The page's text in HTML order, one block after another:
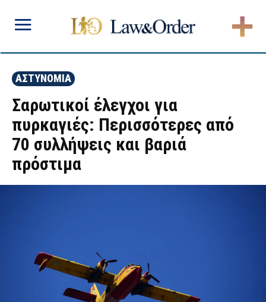
ΑΣΤΥΝΟΜΙΑ
Σαρωτικοί έλεγχοι για
πυρκαγιές: Περισσότερες από
70 συλλήψεις και βαριά
πρόστιμα